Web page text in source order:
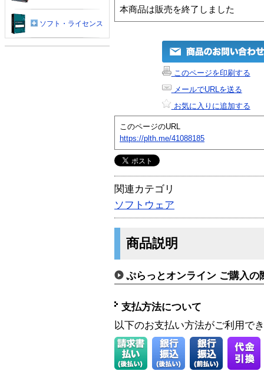
本商品は販売を終了しました
このページを印刷する
メールでURLを送る
お気に入りに追加する
このページのURL
https://plth.me/41088185
関連カテゴリ
ソフトウェア
商品説明
ぷらっとオンライン ご購入の
支払方法について
以下のお支払い方法がご利用で
ソフト・ライセンス